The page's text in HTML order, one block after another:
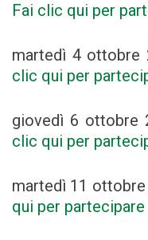
Fai clic qui per
martedì 4 ottobre
clic qui per
giovedì 6 ottobre
clic qui per
martedì 11
qui per partecipare